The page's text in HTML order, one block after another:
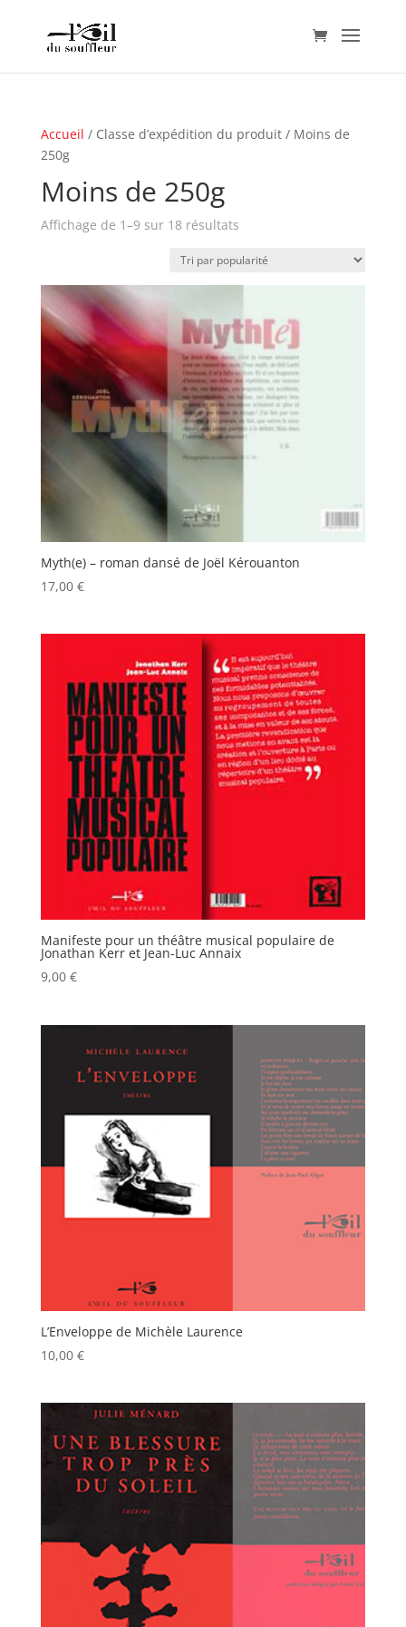
Accueil / Classe d’expédition du produit / Moins de
250g
Moins de 250g
Affichage de 1–9 sur 18 résultatsTrié
popularité
Myth(e) – roman dansé de Joël Kérouanton
17,00 €
Manifeste pour un théâtre musical populaire de
Jonathan Kerr et Jean-Luc Annaix
9,00 €
L’Enveloppe de Michèle Laurence
10,00 €